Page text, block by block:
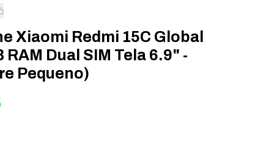
Xiaomi Redmi 15C Global
RAM Dual SIM Tela 6.9" -
Pequeno)